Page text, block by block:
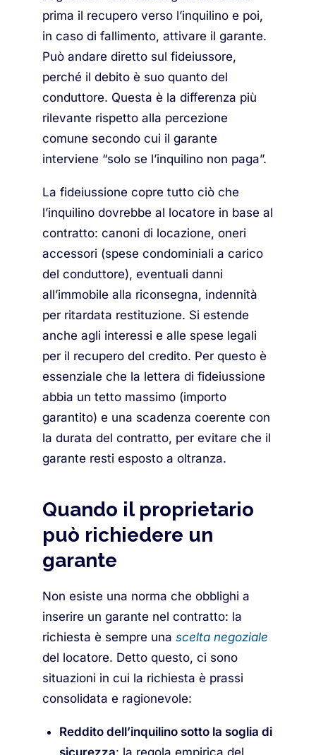
prima il recupero verso l’inquilino e poi,
in caso di fallimento, attivare il garante.
Può andare diretto sul fideiussore,
perché il debito è suo quanto del
conduttore. Questa è la differenza più
rilevante rispetto alla percezione
comune secondo cui il garante
interviene “solo se l’inquilino non paga”.
La fideiussione copre tutto ciò che
l’inquilino dovrebbe al locatore in base al
contratto: canoni di locazione, oneri
accessori (spese condominiali a carico
del conduttore), eventuali danni
all’immobile alla riconsegna, indennità
per ritardata restituzione. Si estende
anche agli interessi e alle spese legali
per il recupero del credito. Per questo è
essenziale che la lettera di fideiussione
abbia un tetto massimo (importo
garantito) e una scadenza coerente con
la durata del contratto, per evitare che il
garante resti esposto a oltranza.
Quando il proprietario
può richiedere un
garante
Non esiste una norma che obblighi a
inserire un garante nel contratto: la
richiesta è sempre una scelta negoziale
del locatore. Detto questo, ci sono
situazioni in cui la richiesta è prassi
consolidata e ragionevole:
Reddito dell’inquilino sotto la soglia di
sicurezza: la regola empirica del